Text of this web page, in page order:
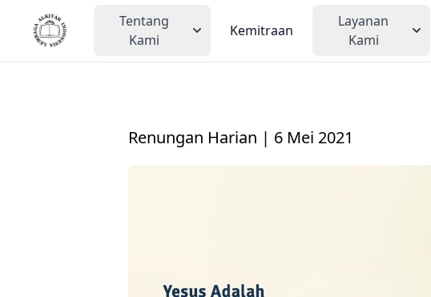
Tentang
Kami
Kemitraan
Layanan
Kami
Renungan Harian | 6 Mei 2021